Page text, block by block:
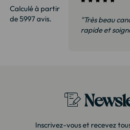
Calculé à partir
de 5997 avis.
"Très beau
rapide et
Inscrivez-vous et recevez